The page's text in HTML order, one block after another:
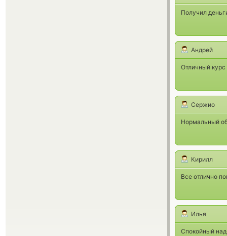
Получил
Андрей
Отличный
Сержио
Нормальный
Кирилл
Все отлично
Илья
Спокойный